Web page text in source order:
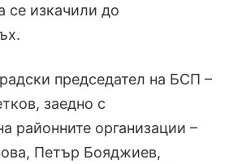
се изкачили до
председател на БСП –
заедно с
районните организации –
Петър Бояджиев,